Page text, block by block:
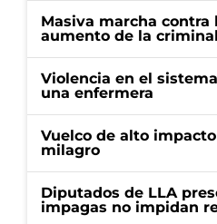
Masiva marcha
aumento de la
Violencia en el
una enfermera
Vuelco de alto
milagro
Diputados de LLA
impagas no impidan